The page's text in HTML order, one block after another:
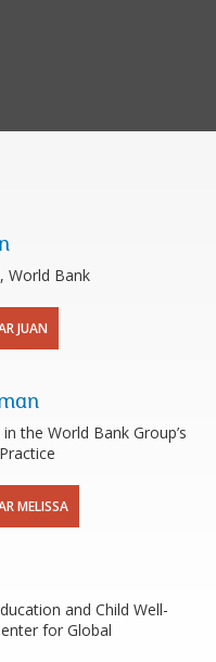
World Bank
JUAN
the World Bank Group’s
MELISSA
and Child Well-
for Global